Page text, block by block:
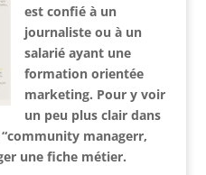
est confié à un
journaliste ou à un
salarié ayant une
formation orientée
marketing. Pour y voir
un peu plus clair dans
managerr,
une fiche métier.